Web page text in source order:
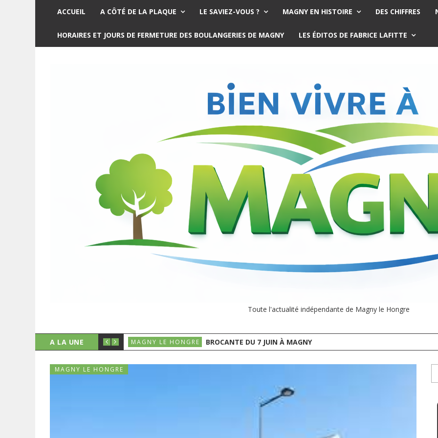
ACCUEIL A CÔTÉ DE LA PLAQUE LE SAVIEZ-VOUS ? MAGNY EN HISTOIRE DES CHIFFRES
HORAIRES ET JOURS DE FERMETURE DES BOULANGERIES DE MAGNY LES ÉDITOS DE FABRICE LAFITTE
Toute l'actualité indépendante de Magny le Hongre
A LA UNE MAGNY LE HONGRE BROCANTE DU 7 JUIN À MAGNY
MAGNY LE HONGRE